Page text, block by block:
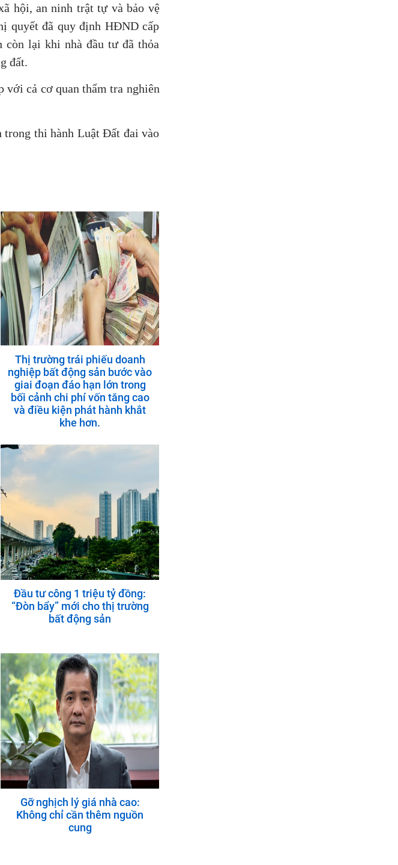
hội, an ninh trật tự và bảo vệ
quyết đã quy định HĐND cấp
lại khi nhà đầu tư đã thỏa
đất.
cả cơ quan thẩm tra nghiên
trong thi hành Luật Đất đai vào
Thị trường trái phiếu doanh
nghiệp bất động sản bước vào
giai đoạn đáo hạn lớn trong
bối cảnh chi phí vốn tăng cao
và điều kiện phát hành khắt
khe hơn.
Đầu tư công 1 triệu tỷ đồng:
“Đòn bẩy” mới cho thị trường
bất động sản
Gỡ nghịch lý giá nhà cao:
Không chỉ cần thêm nguồn
cung